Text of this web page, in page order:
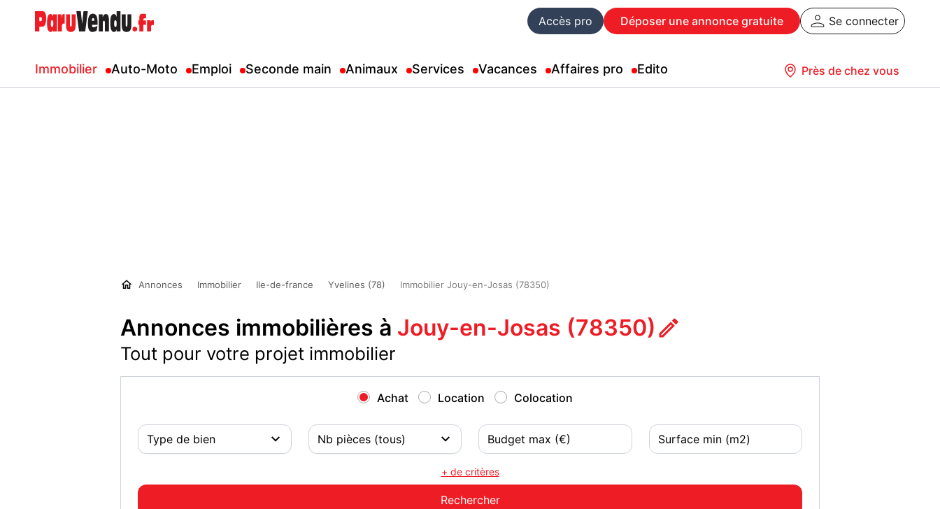
Accès pro Déposer une annonce gratuite Se connecter
Immobilier Auto-Moto Emploi Seconde main Animaux Services Vacances Affaires pro Edito Près de chez vous
Annonces Immobilier Ile-de-france Yvelines (78) Immobilier Jouy-en-Josas (78350)
Annonces immobilières à Jouy-en-Josas (78350)
Tout pour votre projet immobilier
Achat Location Colocation
+ de critères